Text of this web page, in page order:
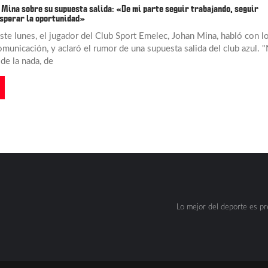
Mina sobre su supuesta salida: «De mi parte seguir trabajando, seguir
la oportunidad»
lunes, el jugador del Club Sport Emelec, Johan Mina, habló con
y aclaró el rumor de una supuesta salida del club azul.
la nada, de
Lo mejor del deporte es